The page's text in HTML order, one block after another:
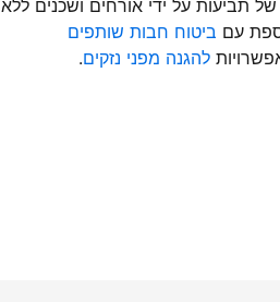
תביעות על ידי אורחים ושכנים ללא
עם ביטוח חבות שותפים
להגנה מפני נזקים.